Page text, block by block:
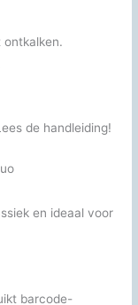
ontkalken.
de handleiding!
en ideaal voor
barcode-